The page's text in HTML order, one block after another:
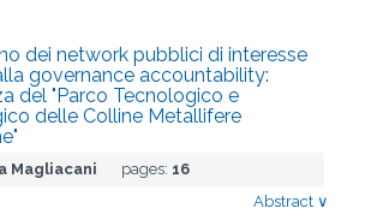
dei network pubblici di interesse
governance accountability:
del "Parco Tecnologico e
delle Colline Metallifere
Magliacani pages: 16
Abstract ∨